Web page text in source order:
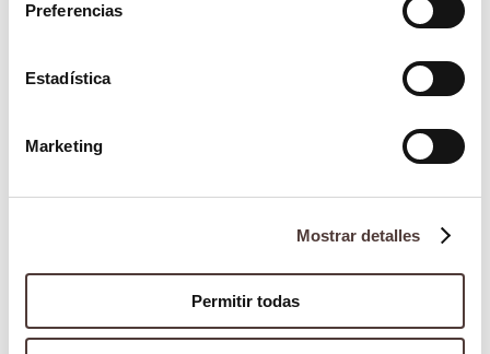
Preferencias
Estadística
Marketing
Mostrar detalles
Permitir todas
roscados.
complejos.
experiencia en este tipo de sistema
para garantizar su éxito.
Por ello, es importante evaluar cada caso
de forma personalizada antes de decidir el